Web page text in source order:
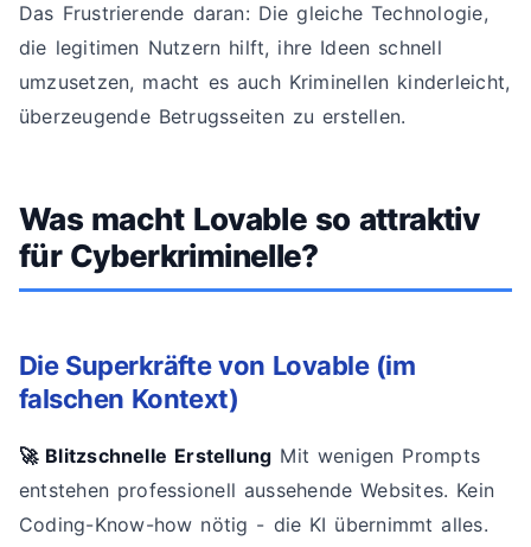
Das Frustrierende daran: Die gleiche Technologie,
die legitimen Nutzern hilft, ihre Ideen schnell
umzusetzen, macht es auch Kriminellen kinderleicht,
überzeugende Betrugsseiten zu erstellen.
Was macht Lovable so attraktiv
für Cyberkriminelle?
Die Superkräfte von Lovable (im
falschen Kontext)
🚀 Blitzschnelle Erstellung Mit wenigen Prompts
entstehen professionell aussehende Websites. Kein
Coding-Know-how nötig - die KI übernimmt alles.